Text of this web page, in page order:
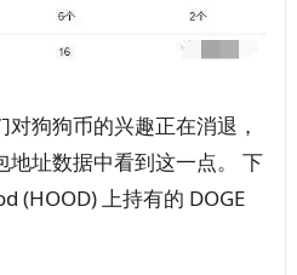
狗狗币的兴趣正在消退，
地址数据中看到这一点。 下
(HOOD) 上持有的 DOGE